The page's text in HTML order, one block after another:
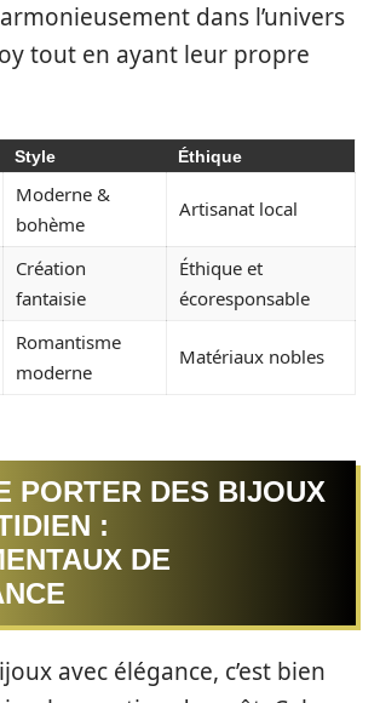
dans l’univers
tout en ayant leur propre
Style Éthique
Moderne &
bohème
Artisanat local
Création
fantaisie
Éthique et
écoresponsable
Romantisme
moderne
Matériaux nobles
PORTER DES BIJOUX
:
DE
avec élégance, c’est bien